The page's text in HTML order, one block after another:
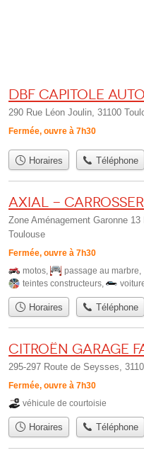
Dbf Capitole
290 Rue Léon Joulin, 31100
Fermée, ouvre à 7h30
Horaires Téléphone
Axial -
Zone Aménagement Garonne
Toulouse
Fermée, ouvre à 7h30
motos passage au marbre
teintes constructeurs
Horaires Téléphone
Citroën Garage
295-297 Route de Seysses,
Fermée, ouvre à 7h30
véhicule de courtoisie
Horaires Téléphone